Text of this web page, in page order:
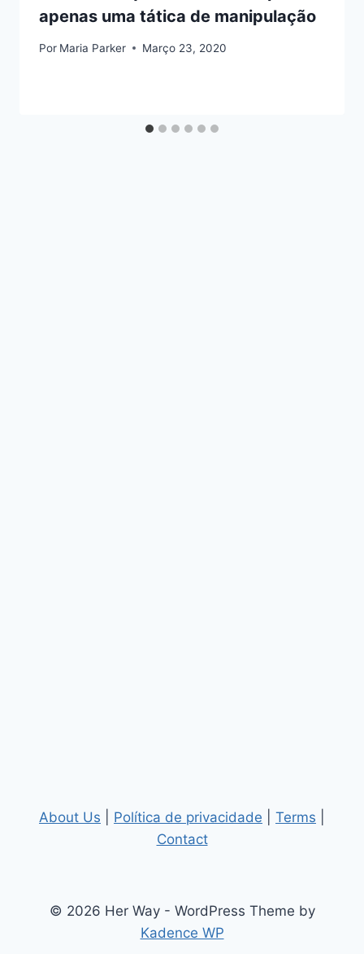
apenas uma tática de manipulação
Por Maria Parker Março 23, 2020
About Us Política de privacidade Terms
Contact
© 2026 Her Way - WordPress Theme by
Kadence WP